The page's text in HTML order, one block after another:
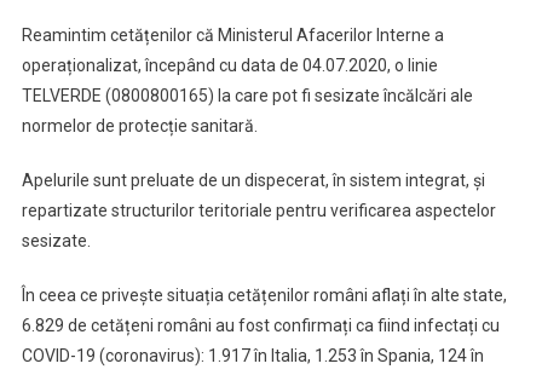
Reamintim cetățenilor că Ministerul Afacerilor Interne a
operaționalizat, începând cu data de 04.07.2020, o linie
TELVERDE (0800800165) la care pot fi sesizate încălcări ale
normelor de protecție sanitară.
Apelurile sunt preluate de un dispecerat, în sistem integrat, și
repartizate structurilor teritoriale pentru verificarea aspectelor
sesizate.
În ceea ce privește situația cetățenilor români aflați în alte state,
6.829 de cetățeni români au fost confirmați ca fiind infectați cu
COVID-19 (coronavirus): 1.917 în Italia, 1.253 în Spania, 124 în